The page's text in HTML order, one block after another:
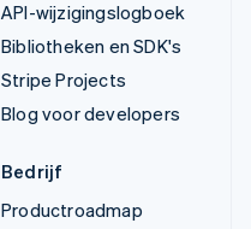
API-wijzigingslogboek
Bibliotheken en SDK's
Stripe Projects
Blog voor developers
Bedrijf
Productroadmap